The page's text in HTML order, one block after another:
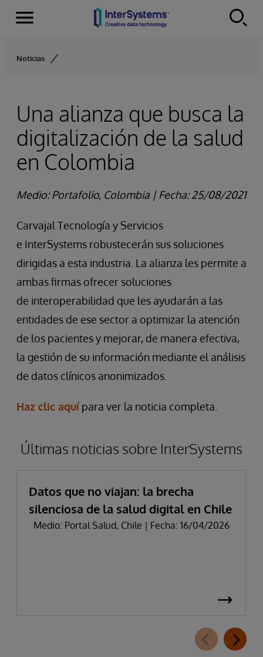
Skip to content
Secciones
Noticias
Una alianza que busca la
digitalización de la salud
en Colombia
Medio: Portafolio, Colombia | Fecha: 25/08/2021
Carvajal Tecnología y Servicios
e InterSystems robustecerán sus soluciones
dirigidas a esta industria. La alianza les permite a
ambas firmas ofrecer soluciones
de interoperabilidad que les ayudarán a las
entidades de ese sector a optimizar la atención
de los pacientes y mejorar, de manera efectiva,
la gestión de su información mediante el análisis
de datos clínicos anonimizados.
Haz clic aquípara ver la noticia completa.
Últimas noticias sobre InterSystems
Datos que no viajan: la brecha
silenciosa de la salud digital en Chile
Medio: Portal Salud, Chile | Fecha: 16/04/2026